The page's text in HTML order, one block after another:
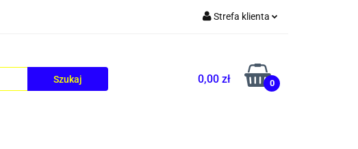
Strefa klienta
Zarejestruj się
Dodaj zgłoszenie
0,00 zł 0